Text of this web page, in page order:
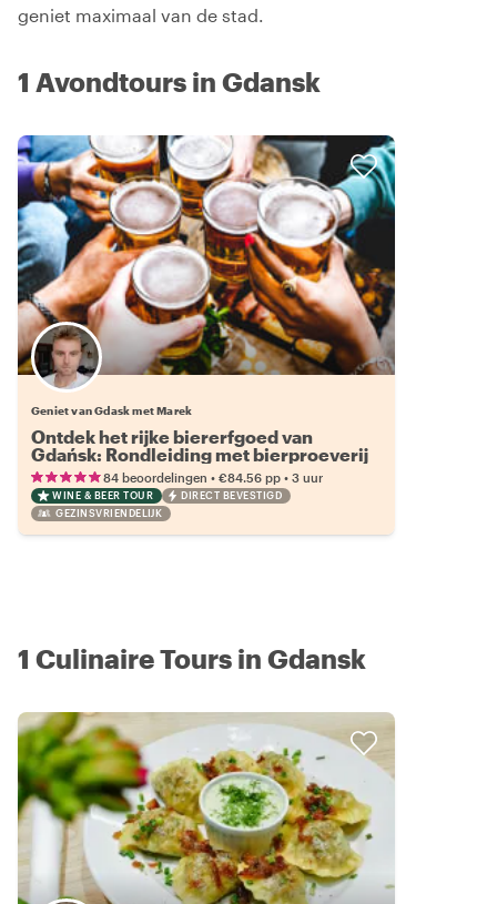
geniet maximaal van de stad.
1 Avondtours in Gdansk
Geniet van Gdask met Marek
Ontdek het rijke biererfgoed van
Gdańsk: Rondleiding met bierproeverij
84 beoordelingen • €84.56 pp • 3 uur
WINE & BEER TOUR
DIRECT BEVESTIGD
GEZINSVRIENDELIJK
1 Culinaire Tours in Gdansk